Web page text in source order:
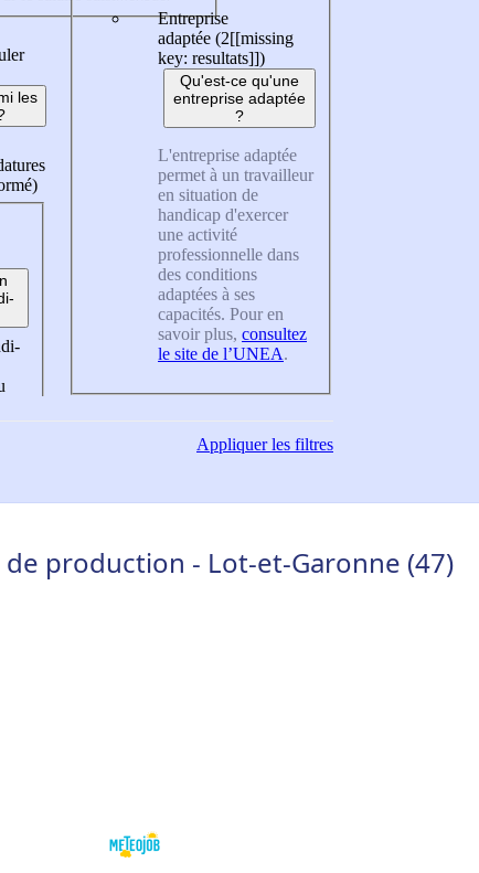
les
Entreprise
adaptée (2[[missing
key: resultats]])
Qu'est-ce qu'une
entreprise adaptée
?
L'entreprise adaptée
permet à un travailleur
en situation de
handicap d'exercer
une activité
professionnelle dans
des conditions
adaptées à ses
capacités. Pour en
savoir plus, consultez
le site de l’UNEA.
Appliquerles filtres
production - Lot-et-Garonne (47)